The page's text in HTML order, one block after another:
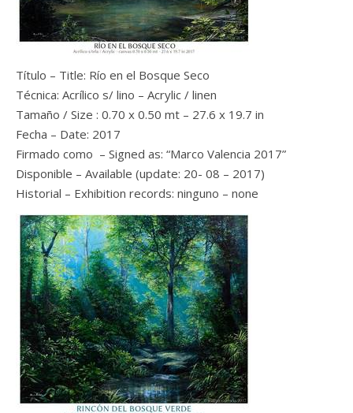
Título – Title: Río en el Bosque Seco
Técnica: Acrílico s/ lino – Acrylic / linen
Tamaño / Size : 0.70 x 0.50 mt – 27.6 x 19.7 in
Fecha – Date: 2017
Firmado como – Signed as: “Marco Valencia 2017”
Disponible – Available (update: 20- 08 – 2017)
Historial – Exhibition records: ninguno – none